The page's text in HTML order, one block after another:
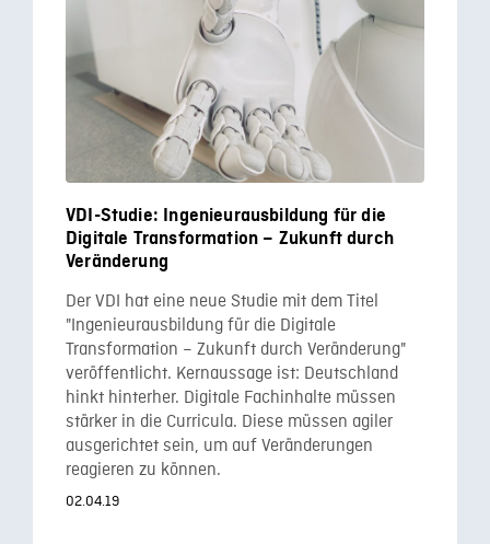
VDI-Studie: Ingenieurausbildung für die
Digitale Transformation – Zukunft durch
Veränderung
Der VDI hat eine neue Studie mit dem Titel
"Ingenieurausbildung für die Digitale
Transformation – Zukunft durch Veränderung"
veröffentlicht. Kernaussage ist: Deutschland
hinkt hinterher. Digitale Fachinhalte müssen
stärker in die Curricula. Diese müssen agiler
ausgerichtet sein, um auf Veränderungen
reagieren zu können.
02.04.19